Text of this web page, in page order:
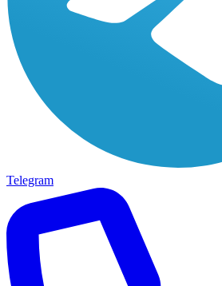
Telegram